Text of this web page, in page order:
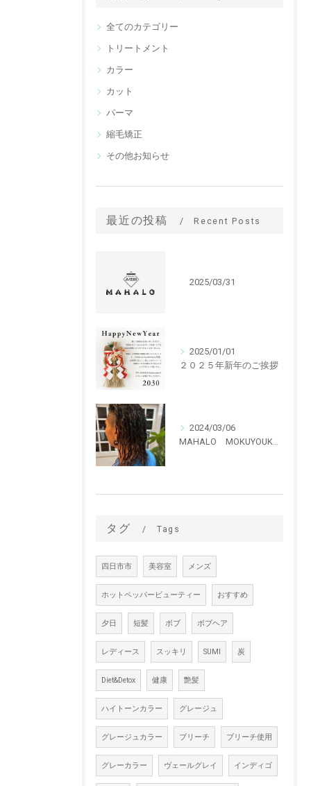
全てのカテゴリー
トリートメント
カラー
カット
パーマ
縮毛矯正
その他お知らせ
最近の投稿 Recent Posts
2025/03/31
2025/01/01
２０２５年新年のご挨拶
2024/03/06
タグ Tags
四日市市 美容室 メンズ
ホットペッパービューティー おすすめ
夕日 短髪 ボブ ボブヘア
レディース スッキリ SUMI 炭
Diet&Detox 健康 艶髪
ハイトーンカラー グレージュ
グレージュカラー ブリーチ ブリーチ使用
グレーカラー ヴェールグレイ インディゴ